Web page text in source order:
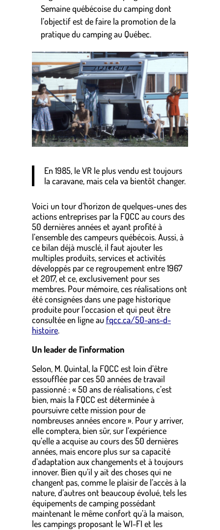
Semaine québécoise du camping dont
l’objectif est de faire la promotion de la
pratique du camping au Québec.
En 1985, le VR le plus vendu est toujours
la caravane, mais cela va bientôt changer.
Voici un tour d’horizon de quelques-unes des
actions entreprises par la FQCC au cours des
50 dernières années et ayant profité à
l’ensemble des campeurs québécois. Aussi, à
ce bilan déjà musclé, il faut ajouter les
multiples produits, services et activités
développés par ce regroupement entre 1967
et 2017, et ce, exclusivement pour ses
membres. Pour mémoire, ces réalisations ont
été consignées dans une page historique
produite pour l’occasion et qui peut être
consultée en ligne au fqcc.ca/50-ans-d-
histoire.
Un leader de l’information
Selon, M. Quintal, la FQCC est loin d’être
essoufflée par ces 50 années de travail
passionné : « 50 ans de réalisations, c’est
bien, mais la FQCC est déterminée à
poursuivre cette mission pour de
nombreuses années encore ». Pour y arriver,
elle comptera, bien sûr, sur l’expérience
qu’elle a acquise au cours des 50 dernières
années, mais encore plus sur sa capacité
d’adaptation aux changements et à toujours
innover. Bien qu’il y ait des choses qui ne
changent pas, comme le plaisir de l’accès à la
nature, d’autres ont beaucoup évolué, tels les
équipements de camping possédant
maintenant le même confort qu’à la maison,
les campings proposant le WI-FI et les